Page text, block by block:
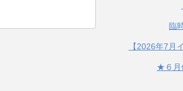
臨
【2026年7月
★６月